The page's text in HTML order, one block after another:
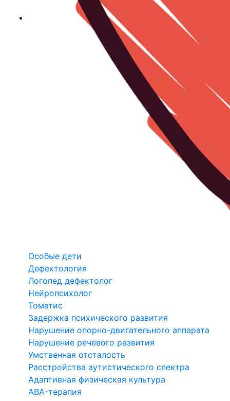
Особые дети
Дефектология
Логопед дефектолог
Нейропсихолог
Томатис
Задержка психического развития
Нарушение опорно-двигательного аппарата
Нарушение речевого развития
Умственная отсталость
Расстройства аутистического спектра
Адаптивная физическая культура
ABA-терапия